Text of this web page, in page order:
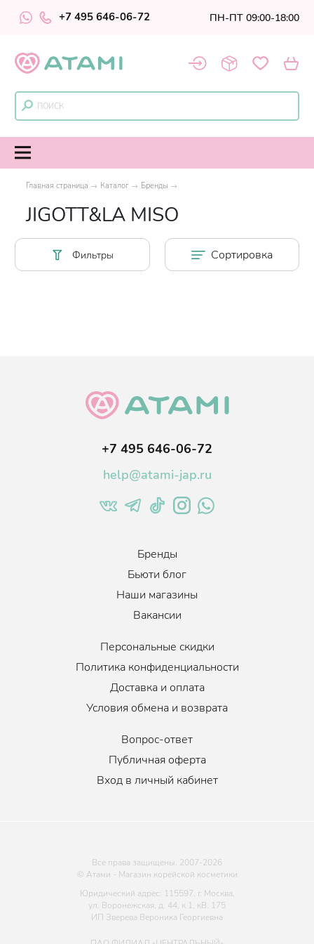
+7 495 646-06-72 ПН-ПТ 09:00-18:00
Главная страница Каталог Бренды
JIGOTT&LA MISO
Фильтры Сортировка
+7 495 646-06-72
help@atami-jap.ru
Бренды
Бьюти блог
Наши магазины
Вакансии
Персональные скидки
Политика конфиденциальности
Доставка и оплата
Условия обмена и возврата
Вопрос-ответ
Публичная оферта
Вход в личный кабинет
Все права защищены. 2007-2026
© Атами - Магазин корейской косметики
Юридический адрес: 115597, г. Москва,
ул. Воронежская, д. 44, к 1, кВ. 175
ИП Зверева Вероника Георгиевна